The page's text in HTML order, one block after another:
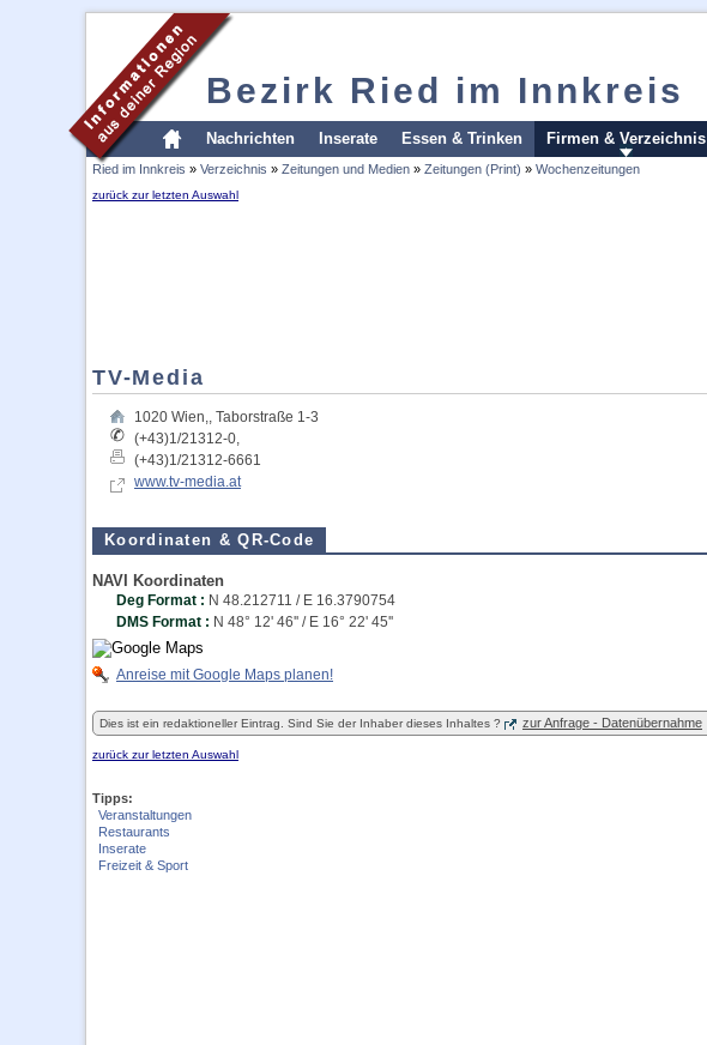
Bezirk Ried im Innkreis
Nachrichten Inserate Essen & Trinken Firmen & Verzeichnis
Ried im Innkreis » Verzeichnis » Zeitungen und Medien » Zeitungen (Print) » Wochenzeitungen
zurück zur letzten Auswahl
TV-Media
1020 Wien,, Taborstraße 1-3
(+43)1/21312-0,
(+43)1/21312-6661
www.tv-media.at
Koordinaten & QR-Code
NAVI Koordinaten
Deg Format : N 48.212711 / E 16.3790754
DMS Format : N 48° 12' 46'' / E 16° 22' 45''
Anreise mit Google Maps planen!
Dies ist ein redaktioneller Eintrag. Sind Sie der Inhaber dieses Inhaltes ? zur Anfrage - Datenübernahme
zurück zur letzten Auswahl
Tipps:
Veranstaltungen
Restaurants
Inserate
Freizeit & Sport